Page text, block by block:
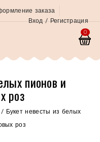
заказа
Вход / Регистрация
0
пионов и
роз
/ Букет невесты из белых
роз